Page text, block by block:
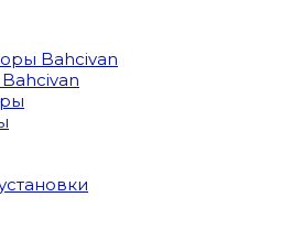
Bahcivan